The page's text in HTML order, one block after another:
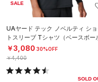
SALE
UAヤード テック ノベルティ シ
トスリーブ Tシャツ（ベースボー
MEN）
￥3,080 30%OFF
￥4,400
SOLD